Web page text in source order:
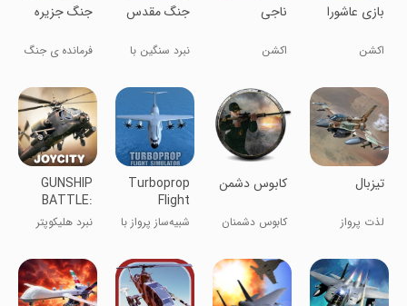
‏‏بازی عاشورا
اکشن
‏ناجی
اکشن
‏‏‏‏‏‏‏جنگ مقدس
نبرد سنگین با
‏‏‏‏‏جنگ جزیره
فرمانده ی جنگ
‏‏‏‏‏تیزبال
لذت پرواز
کابوس دشمن
کابوس دشمنان
Turboprop
Flight
Simulator
شبیه‌ساز پرواز با
توربوپراپ
GUNSHIP
BATTLE:
Helicopter
3D
نبرد هلیکوپتر